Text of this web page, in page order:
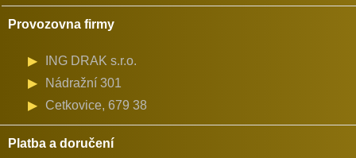
Provozovna firmy
ING DRAK s.r.o.
Nádražní 301
Cetkovice, 679 38
Platba a doručení